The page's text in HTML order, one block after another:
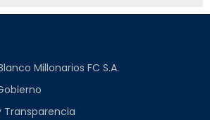
Millonarios FC S.A.
Transparencia